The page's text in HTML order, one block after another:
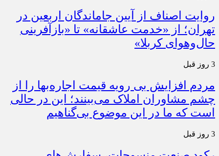
روایت اصناف از آیین جاماندگان اربعین در
تهران؛ از «خدمت عاشقانه» تا «بازآفرینی
حال‌وهوای کربلا»
3 روز قبل
مردم افزایش بی رویه قیمت اجاره‌بها را از
چشم مشاوران املاک می‌بینند؛ این در حالی
است که ما در این موضوع بی‌گناهیم
3 روز قبل